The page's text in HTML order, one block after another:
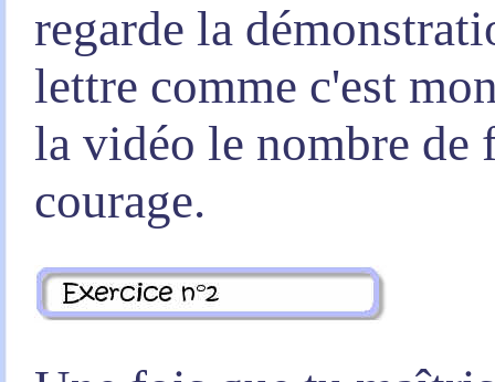
regarde la
lettre comme c'est
la vidéo le nombre de
courage.